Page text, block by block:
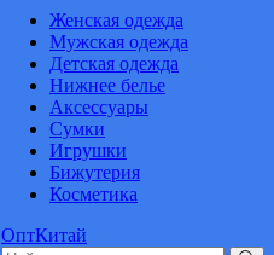
Женская одежда
Мужская одежда
Детская одежда
Нижнее белье
Аксессуары
Сумки
Игрушки
Бижутерия
Косметика
ОптКитай